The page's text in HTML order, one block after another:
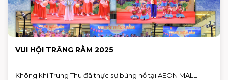
VUI HỘI TRĂNG RẰM 2025
Không khí Trung Thu đã thực sự bùng nổ tại AEON MALL